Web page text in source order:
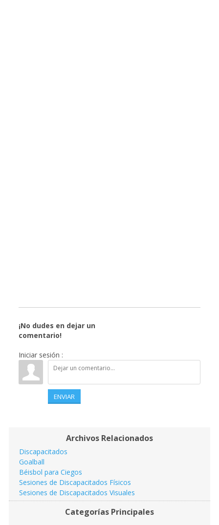
¡No dudes en dejar un
comentario!
Iniciar sesión :
ENVIAR
Archivos Relacionados
Discapacitados
Goalball
Béisbol para Ciegos
Sesiones de Discapacitados Físicos
Sesiones de Discapacitados Visuales
Categorías Principales